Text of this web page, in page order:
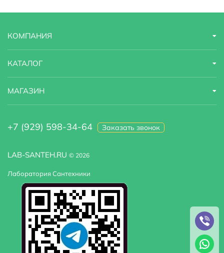
LAB-SANTEH.RU © 2026
Лаборатория Сантехники
КОМПАНИЯ
КАТАЛОГ
МАГАЗИН
+7 (929) 598-34-64 Заказать звонок